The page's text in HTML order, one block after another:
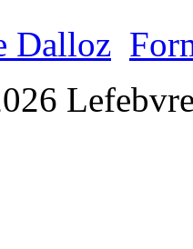
Dalloz